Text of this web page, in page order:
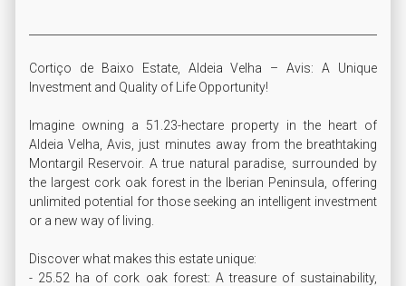
Cortiço de Baixo Estate, Aldeia Velha – Avis: A Unique
Investment and Quality of Life Opportunity!
Imagine owning a 51.23-hectare property in the heart of
Aldeia Velha, Avis, just minutes away from the breathtaking
Montargil Reservoir. A true natural paradise, surrounded by
the largest cork oak forest in the Iberian Peninsula, offering
unlimited potential for those seeking an intelligent investment
or a new way of living.
Discover what makes this estate unique:
- 25.52 ha of cork oak forest: A treasure of sustainability,